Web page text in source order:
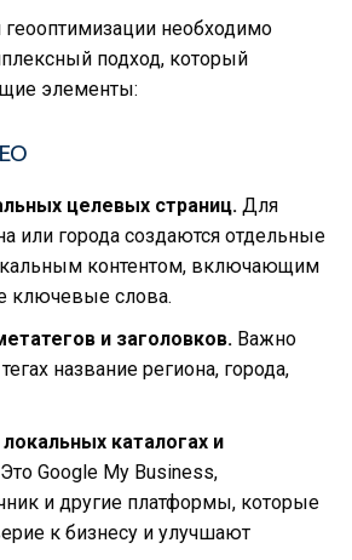
необходимо
подход, который
элементы:
целевых страниц. Для
или города создаются отдельные
контентом, включающим
ключевые слова.
и заголовков. Важно
название региона, города,
каталогах и
Это Google My Business,
и другие платформы, которые
к бизнесу и улучшают